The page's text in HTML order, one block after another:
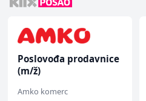
Poslovođa prodavnice
(m/ž)
Amko komerc